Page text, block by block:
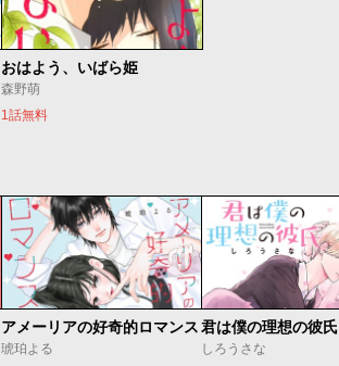
おはよう、いばら姫
森野萌
1話無料
アメーリアの好奇的ロマンス
琥珀よる
君は僕の理想の彼氏
しろうさな